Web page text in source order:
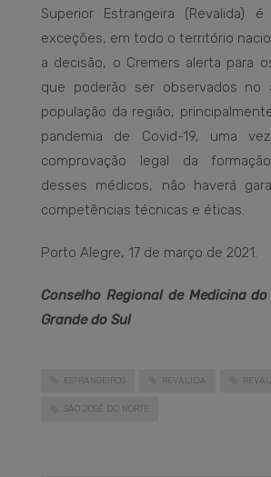
Superior Estrangeira (Revalida)
exceções, em todo o território
a decisão, o Cremers alerta para
que poderão ser observados no
população da região,
pandemia de Covid-19, uma
comprovação legal da
desses médicos, não haverá
competências técnicas e éticas.
Porto Alegre, 17 de março de 2021.
Conselho Regional de Medicina
Grande do Sul
ESTRANGEIROS REVALIDA
SÃO JOSÉ DO NORTE